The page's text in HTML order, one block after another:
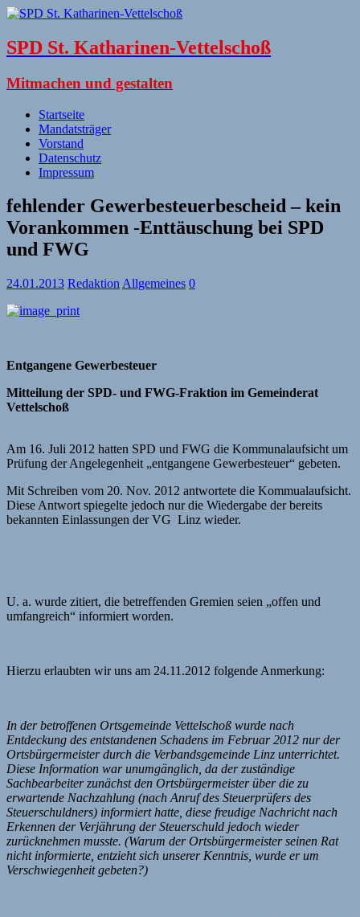
SPD St. Katharinen-Vettelschoß
Mitmachen und gestalten
Startseite
Mandatsträger
Vorstand
Datenschutz
Impressum
fehlender Gewerbesteuerbescheid – kein
Vorankommen -Enttäuschung bei SPD
und FWG
24.01.2013 Redaktion Allgemeines 0
Entgangene Gewerbesteuer
Mitteilung der SPD- und FWG-Fraktion im Gemeinderat
Vettelschoß
Am 16. Juli 2012 hatten SPD und FWG die Kommunalaufsicht um
Prüfung der Angelegenheit „entgangene Gewerbesteuer“ gebeten.
Mit Schreiben vom 20. Nov. 2012 antwortete die Kommualaufsicht.
Diese Antwort spiegelte jedoch nur die Wiedergabe der bereits
bekannten Einlassungen der VG Linz wieder.
U. a. wurde zitiert, die betreffenden Gremien seien „offen und
umfangreich“ informiert worden.
Hierzu erlaubten wir uns am 24.11.2012 folgende Anmerkung:
In der betroffenen Ortsgemeinde Vettelschoß wurde nach
Entdeckung des entstandenen Schadens im Februar 2012 nur der
Ortsbürgermeister durch die Verbandsgemeinde Linz unterrichtet.
Diese Information war unumgänglich, da der zuständige
Sachbearbeiter zunächst den Ortsbürgermeister über die zu
erwartende Nachzahlung (nach Anruf des Steuerprüfers des
Steuerschuldners) informiert hatte, diese freudige Nachricht nach
Erkennen der Verjährung der Steuerschuld jedoch wieder
zurücknehmen musste. (Warum der Ortsbürgermeister seinen Rat
nicht informierte, entzieht sich unserer Kenntnis, wurde er um
Verschwiegenheit gebeten?)